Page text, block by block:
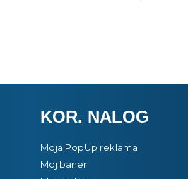
KOR. NALOG
Moja PopUp reklama
Moj baner